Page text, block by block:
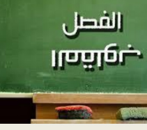
المقـلوب وأهميتها في
الرقمي
أشرف بدوي
اللغة العربية ببا